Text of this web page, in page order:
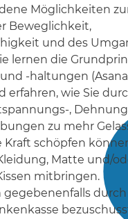
Möglichkeiten
Beweglichkeit,
und des
lernen die
-haltungen
erfahren, wie Sie
,
zu mehr
schöpfen
Matte und/
mitbringen.
gegebenenfalls